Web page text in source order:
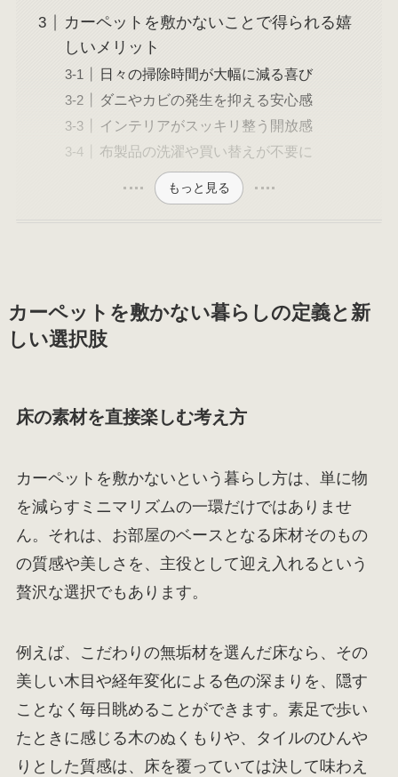
カーペットを敷かないことで得られる嬉
しいメリット
日々の掃除時間が大幅に減る喜び
ダニやカビの発生を抑える安心感
インテリアがスッキリ整う開放感
布製品の洗濯や買い替えが不要に
もっと見る
カーペットを敷かない暮らしの定義と新
しい選択肢
床の素材を直接楽しむ考え方
カーペットを敷かないという暮らし方は、単に物
を減らすミニマリズムの一環だけではありませ
ん。それは、お部屋のベースとなる床材そのもの
の質感や美しさを、主役として迎え入れるという
贅沢な選択でもあります。
例えば、こだわりの無垢材を選んだ床なら、その
美しい木目や経年変化による色の深まりを、隠す
ことなく毎日眺めることができます。素足で歩い
たときに感じる木のぬくもりや、タイルのひんや
りとした質感は、床を覆っていては決して味わえ